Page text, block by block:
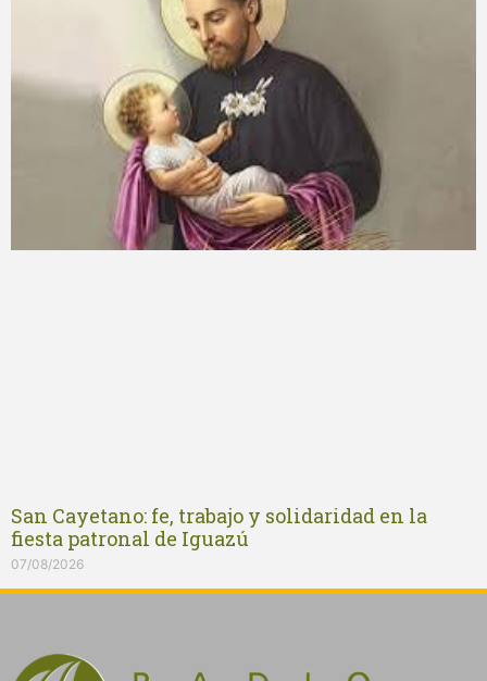
San Cayetano: fe, trabajo y solidaridad en la
fiesta patronal de Iguazú
07/08/2026